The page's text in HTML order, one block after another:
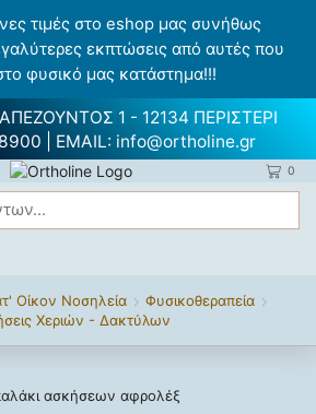
τιμές στο eshop μας συνήθως
εκπτώσεις από αυτές που
φυσικό μας κατάστημα!!!
1 - 12134 ΠΕΡΙΣΤΕΡΙ
| EMAIL: info@ortholine.gr
0
Οίκον Νοσηλεία
Φυσικοθεραπεία
Χεριών - Δακτύλων